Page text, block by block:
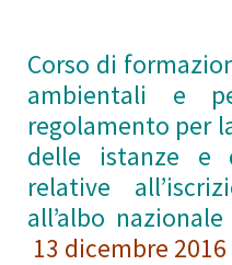
Corso di
ambientali e
regolamento per
delle istanze e
relative
all’albo
13 dicembre 2016